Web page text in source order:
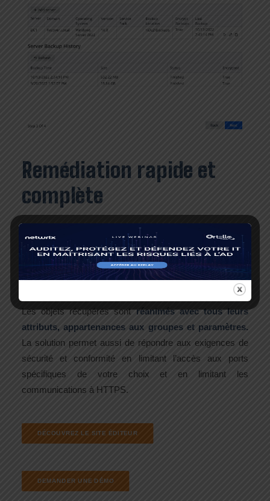
Remédiation rapide et
complète
En cas de compromission, il est possible de
récupérer la
forêt AD à partir d’une sauvegarde. C’est également le
cas si les contrôleurs de domaine sont corrompus ou
Les objets récupérés sontréanimés avec tous leurs
attributs, appartenances aux groupes et paramètres.
La solution permet aussi de répondre aux exigences de
sécurité et conformité en limitant l’accès aux ports
spécifiques de votre choix et en limitant les
communications à HTTPS.
DÉCOUVREZ LE SITE ÉDITEUR
DEMANDER UNE DÉMO